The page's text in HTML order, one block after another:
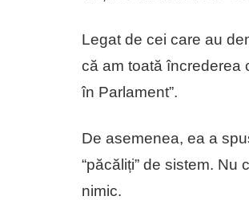
Legat de cei care au
că am toată încrederea
în Parlament”.
De asemenea, ea a
“păcăliți” de sistem.
nimic.